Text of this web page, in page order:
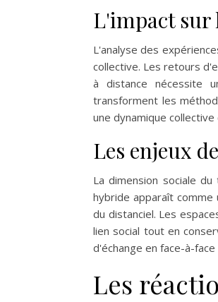
L'impact sur
L'analyse des
collective. Les retours
à distance nécessite
transforment les
une dynamique
Les enjeux
La dimension sociale
hybride apparaît
du distanciel. Les
lien social tout en
d'échange en face-à-
Les